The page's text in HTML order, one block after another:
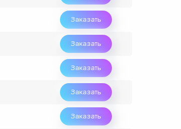
Заказать
Заказать
Заказать
Заказать
Заказать